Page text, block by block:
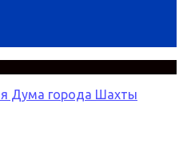
Дума города Шахты